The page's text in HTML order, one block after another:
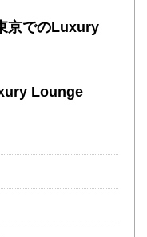
京でのLuxury
Lounge